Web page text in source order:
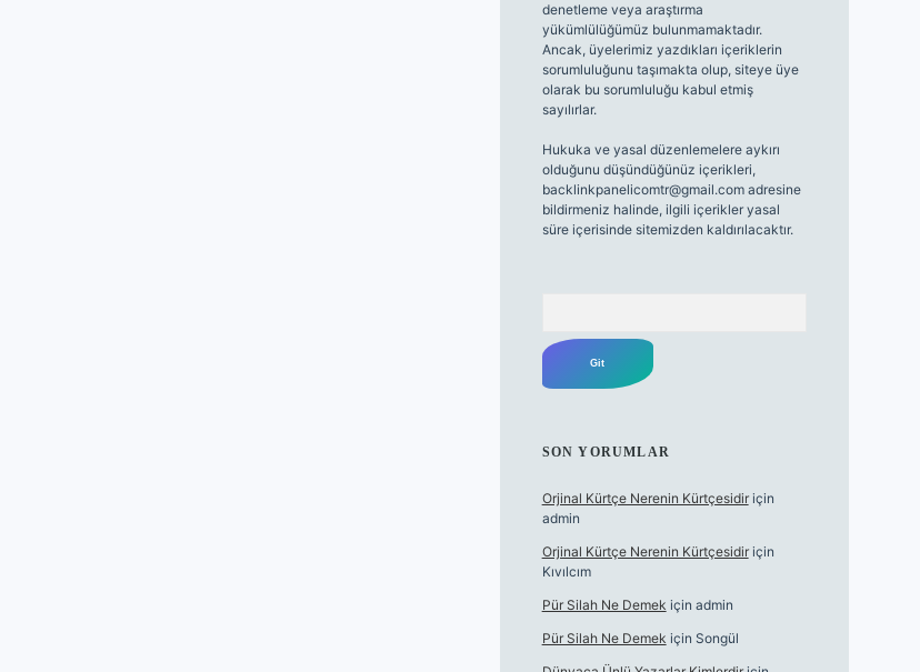
denetleme veya araştırma
yükümlülüğümüz bulunmamaktadır.
Ancak, üyelerimiz yazdıkları içeriklerin
sorumluluğunu taşımakta olup, siteye üye
olarak bu sorumluluğu kabul etmiş
sayılırlar.
Hukuka ve yasal düzenlemelere aykırı
olduğunu düşündüğünüz içerikleri,
backlinkpanelicomtr@gmail.comadresine
bildirmeniz halinde, ilgili içerikler yasal
süre içerisinde sitemizden kaldırılacaktır.
SON YORUMLAR
Orjinal Kürtçe Nerenin Kürtçesidiriçin
admin
Orjinal Kürtçe Nerenin Kürtçesidiriçin
Kıvılcım
Pür Silah Ne Demek için admin
Pür Silah Ne Demek için Songül